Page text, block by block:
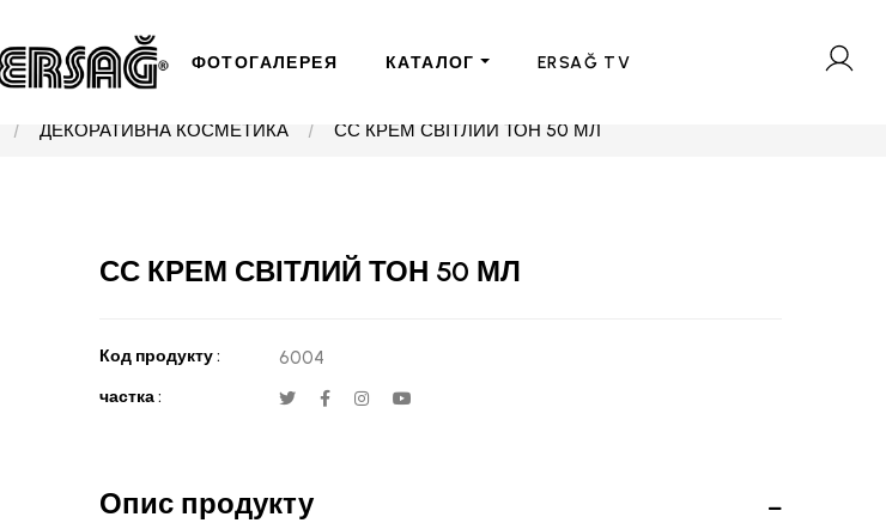
ФОТОГАЛЕРЕЯ КАТАЛОГ ERSAĞ TV
ДЕКОРАТИВНА КОСМЕТИКА СС КРЕМ СВІТЛИЙ ТОН 50 МЛ
СС КРЕМ СВІТЛИЙ ТОН 50 МЛ
Код продукту : 6004
частка :
Опис продукту